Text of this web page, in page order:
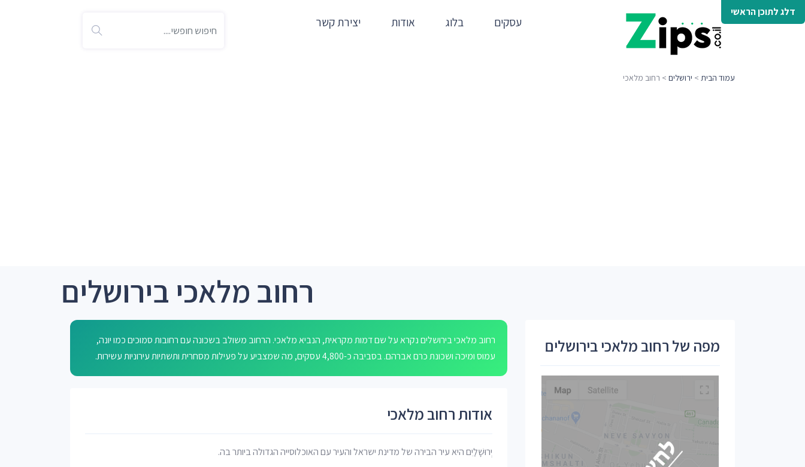
דלג לתוכן הראשי
עסקים בלוג אודות יצירת קשר
עמוד הבית > ירושלים > רחוב מלאכי
רחוב מלאכי בירושלים
רחוב מלאכי בירושלים נקרא על שם דמות מקראית, הנביא מלאכי. הרחוב משולב בשכונה עם רחובות סמוכים כמו יונה,
עמוס ומיכה ושכונת כרם אברהם. בסביבה כ-4,800 עסקים, מה שמצביע על פעילות מסחרית ותשתיות עירוניות עשירות.
אודות רחוב מלאכי
יְרוּשָׁלַיִם היא עיר הבירה של מדינת ישראל והעיר עם האוכלוסייה הגדולה ביותר בה.
מפה של רחוב מלאכי בירושלים